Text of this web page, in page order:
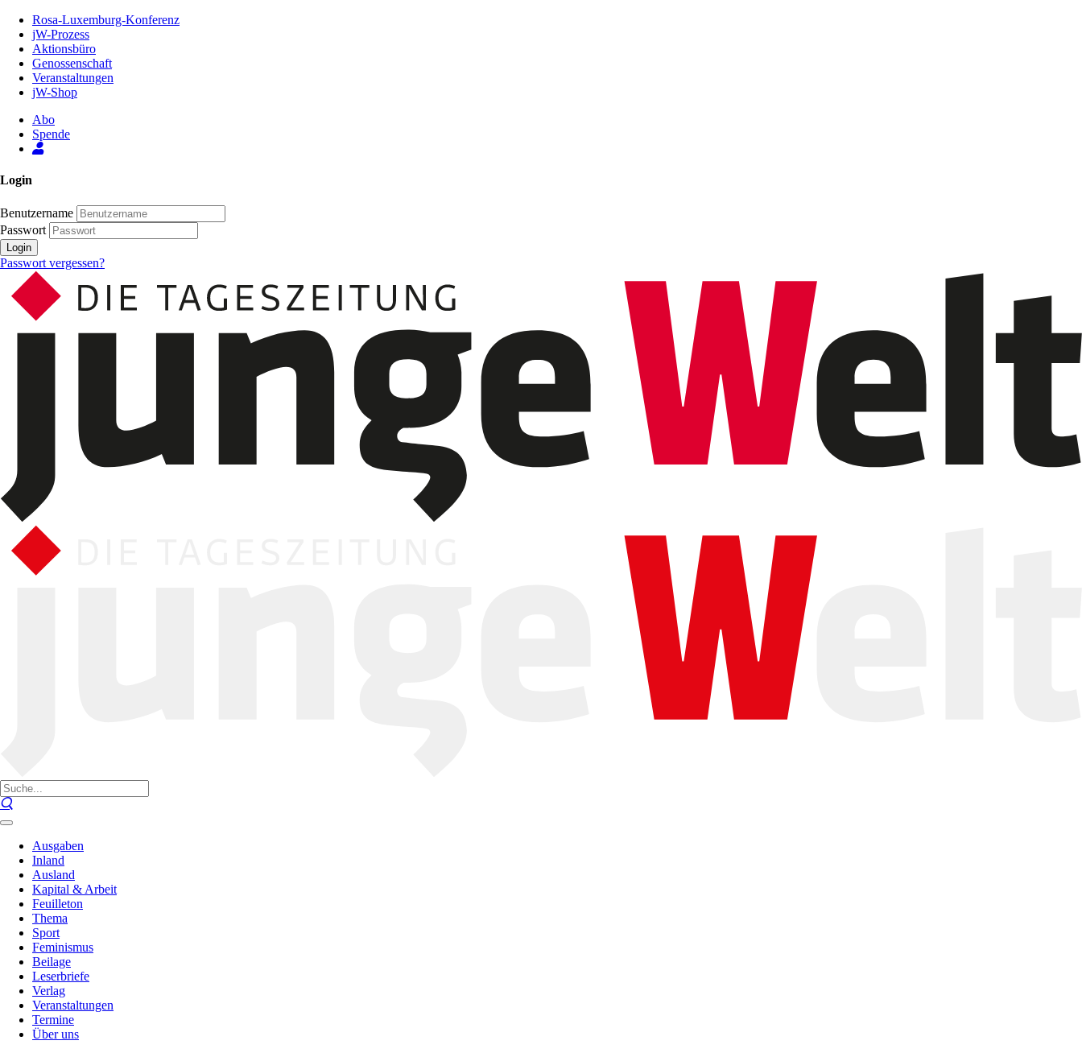
Inhalt
Seite
Rosa-Luxemburg-Konferenz
jW-Prozess
Aktionsbüro
Genossenschaft
Veranstaltungen
jW-Shop
Abo
Spende
Login
Benutzername
Passwort
Login
Passwort vergessen?
Ausgaben
Inland
Ausland
Kapital & Arbeit
Feuilleton
Thema
Sport
Feminismus
Beilage
Leserbriefe
Verlag
Veranstaltungen
Termine
Über uns